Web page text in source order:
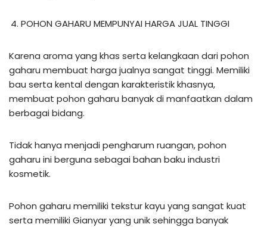
POHON GAHARU MEMPUNYAI HARGA JUAL TINGGI
Karena aroma yang khas serta kelangkaan dari pohon
gaharu membuat harga jualnya sangat tinggi. Memiliki
bau serta kental dengan karakteristik khasnya,
membuat pohon gaharu banyak di manfaatkan dalam
berbagai bidang.
Tidak hanya menjadi pengharum ruangan, pohon
gaharu ini berguna sebagai bahan baku industri
kosmetik.
Pohon gaharu memiliki tekstur kayu yang sangat kuat
serta memiliki Gianyar yang unik sehingga banyak